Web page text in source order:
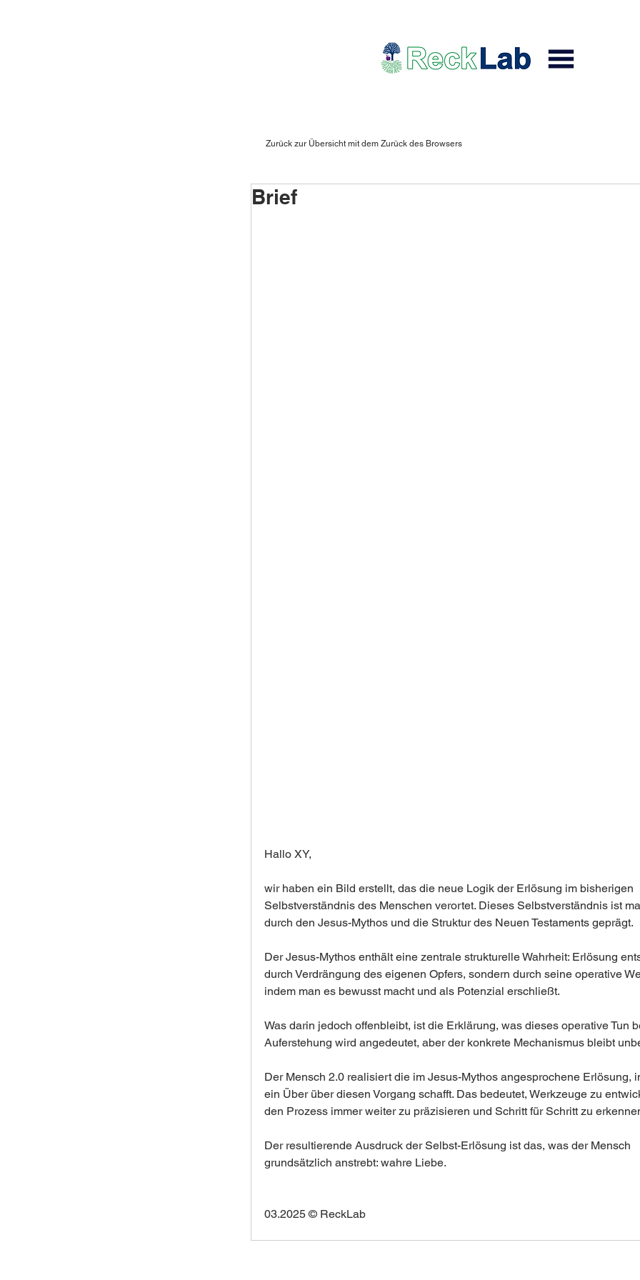
Zurück zur Übersicht mit dem Zurück des Browsers
Brief
Hallo XY,
wir haben ein Bild erstellt, das die neue Logik der Erlösung im bisherigen
Selbstverständnis des Menschen verortet. Dieses Selbstverständnis ist
durch den Jesus-Mythos und die Struktur des Neuen Testaments geprägt.
Der Jesus-Mythos enthält eine zentrale strukturelle Wahrheit: Erlösung
durch Verdrängung des eigenen Opfers, sondern durch seine operative
indem man es bewusst macht und als Potenzial erschließt.
Was darin jedoch offenbleibt, ist die Erklärung, was dieses operative Tun
Auferstehung wird angedeutet, aber der konkrete Mechanismus bleibt
Der Mensch 2.0 realisiert die im Jesus-Mythos angesprochene Erlösung,
ein Über über diesen Vorgang schafft. Das bedeutet, Werkzeuge zu
den Prozess immer weiter zu präzisieren und Schritt für Schritt zu
Der resultierende Ausdruck der Selbst-Erlösung ist das, was der Mensch
grundsätzlich anstrebt: wahre Liebe.
03.2025 © ReckLab